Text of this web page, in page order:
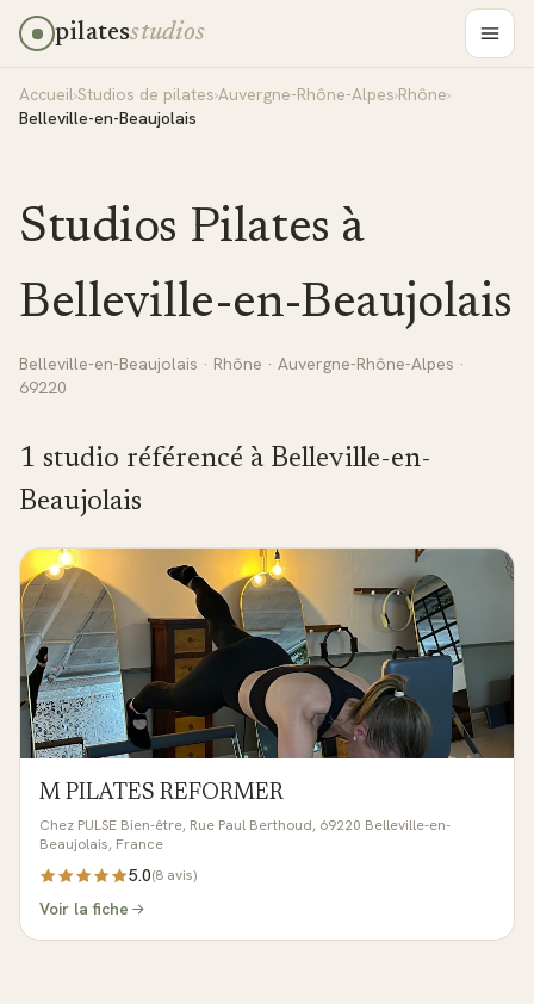
pilatesstudios
Accueil›Studios de pilates›Auvergne-Rhône-Alpes›Rhône›
Belleville-en-Beaujolais
Studios Pilates à
Belleville-en-Beaujolais
Belleville-en-Beaujolais · Rhône · Auvergne-Rhône-Alpes ·
69220
1 studio référencé à Belleville-en-
Beaujolais
M PILATES REFORMER
Chez PULSE Bien-être, Rue Paul Berthoud, 69220 Belleville-en-
Beaujolais, France
5.0(8 avis)
Voir la fiche